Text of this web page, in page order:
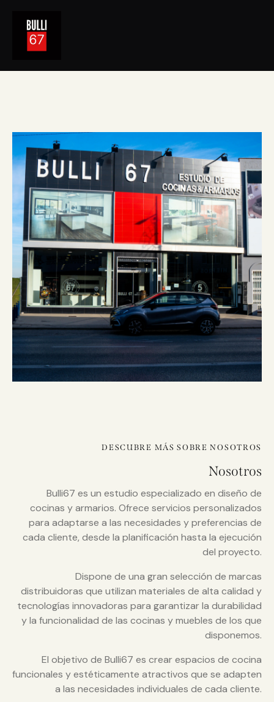
DESCUBRE MÁS SOBRE NOSOTROS
Nosotros
Bulli67 es un estudio especializado en diseño de
cocinas y armarios. Ofrece servicios personalizados
para adaptarse a las necesidades y preferencias de
cada cliente, desde la planificación hasta la ejecución
del proyecto.
Dispone de una gran selección de marcas
distribuidoras que utilizan materiales de alta calidad y
tecnologías innovadoras para garantizar la durabilidad
y la funcionalidad de las cocinas y muebles de los que
disponemos.
El objetivo de Bulli67 es crear espacios de cocina
funcionales y estéticamente atractivos que se adapten
a las necesidades individuales de cada cliente.